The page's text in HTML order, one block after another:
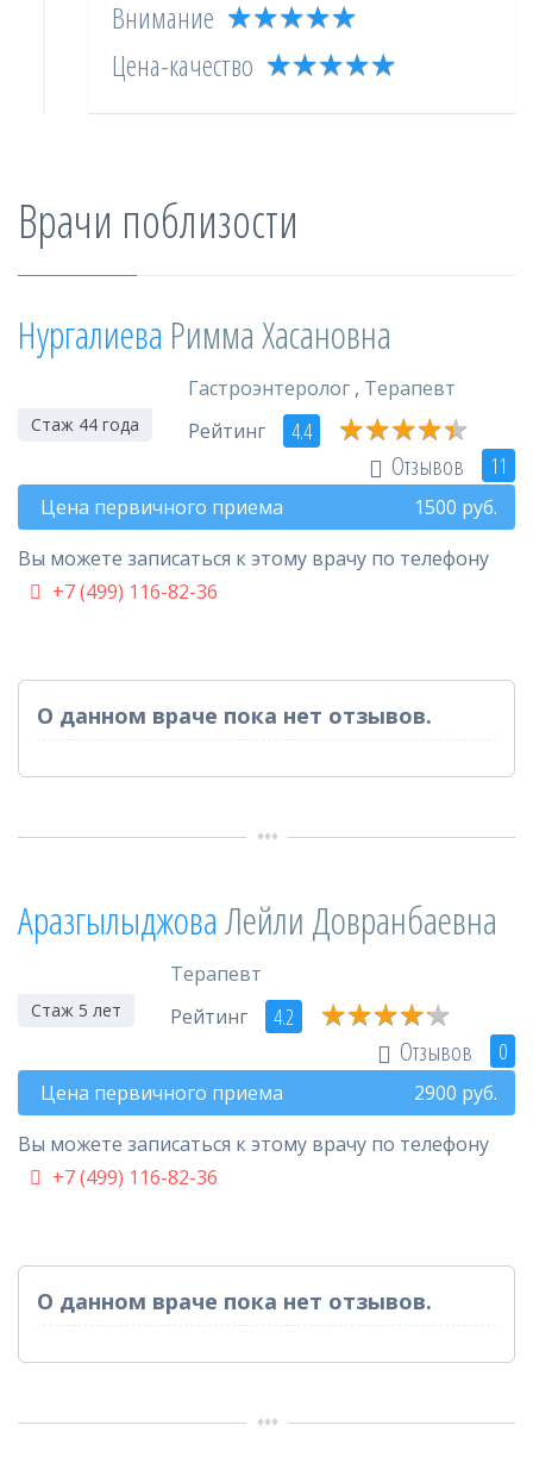
Внимание ★★★★★
★★★★★
Цена-качество ★★★★★
★★★★★
Врачи поблизости
Нургалиева Римма Хасановна
Стаж 44 года
Гастроэнтеролог , Терапевт
Рейтинг
4.4 ★★★★★
★★★★★
Отзывов 11
Цена первичного приема 1500 руб.
Вы можете записаться к этому врачу по телефону
+7 (499) 116-82-36
О данном враче пока нет отзывов.
АразгылыджоваЛейли Довранбаевна
Стаж 5 лет
Терапевт
Рейтинг
4.2 ★★★★★
★★★★★
Отзывов 0
Цена первичного приема 2900 руб.
Вы можете записаться к этому врачу по телефону
+7 (499) 116-82-36
О данном враче пока нет отзывов.